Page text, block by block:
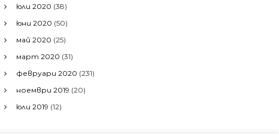
юли 2020 (38)
юни 2020 (50)
май 2020 (25)
март 2020 (31)
февруари 2020 (231)
ноември 2019 (20)
юли 2019 (12)